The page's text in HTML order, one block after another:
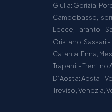
Giulia: Gorizia,
Campobasso,
Lecce, Taranto -
Oristano, Sassari
Catania, Enna,
Trapani - Trentino
D´Aosta: Aosta -
Treviso, Venezia,